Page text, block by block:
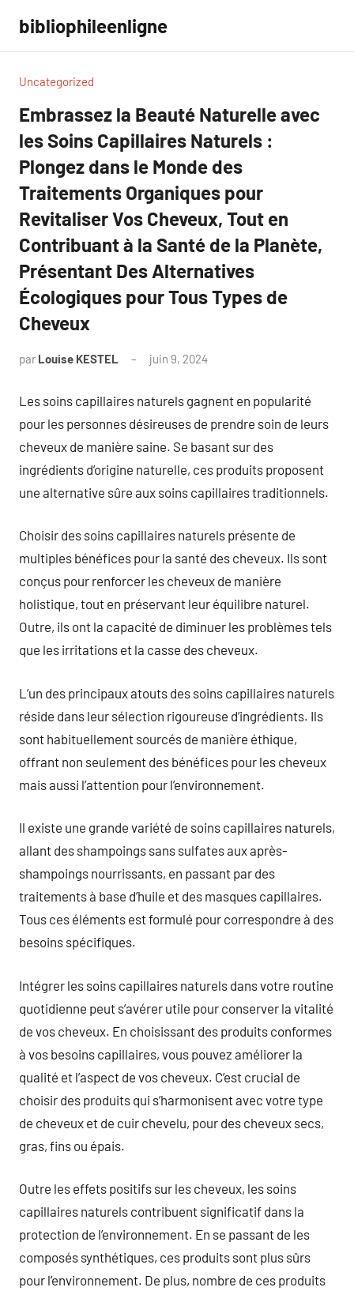
contenu
bibliophileenligne
Uncategorized
Embrassez la Beauté Naturelle avec
les Soins Capillaires Naturels :
Plongez dans le Monde des
Traitements Organiques pour
Revitaliser Vos Cheveux, Tout en
Contribuant à la Santé de la Planète,
Présentant Des Alternatives
Écologiques pour Tous Types de
Cheveux
par Louise KESTEL juin 9, 2024
Les soins capillaires naturels gagnent en popularité
pour les personnes désireuses de prendre soin de leurs
cheveux de manière saine. Se basant sur des
ingrédients d’origine naturelle, ces produits proposent
une alternative sûre aux soins capillaires traditionnels.
Choisir des soins capillaires naturels présente de
multiples bénéfices pour la santé des cheveux. Ils sont
conçus pour renforcer les cheveux de manière
holistique, tout en préservant leur équilibre naturel.
Outre, ils ont la capacité de diminuer les problèmes tels
que les irritations et la casse des cheveux.
L’un des principaux atouts des soins capillaires naturels
réside dans leur sélection rigoureuse d’ingrédients. Ils
sont habituellement sourcés de manière éthique,
offrant non seulement des bénéfices pour les cheveux
mais aussi l’attention pour l’environnement.
Il existe une grande variété de soins capillaires naturels,
allant des shampoings sans sulfates aux après-
shampoings nourrissants, en passant par des
traitements à base d’huile et des masques capillaires.
Tous ces éléments est formulé pour correspondre à des
besoins spécifiques.
Intégrer les soins capillaires naturels dans votre routine
quotidienne peut s’avérer utile pour conserver la vitalité
de vos cheveux. En choisissant des produits conformes
à vos besoins capillaires, vous pouvez améliorer la
qualité et l’aspect de vos cheveux. C’est crucial de
choisir des produits qui s’harmonisent avec votre type
de cheveux et de cuir chevelu, pour des cheveux secs,
gras, fins ou épais.
Outre les effets positifs sur les cheveux, les soins
capillaires naturels contribuent significatif dans la
protection de l’environnement. En se passant de les
composés synthétiques, ces produits sont plus sûrs
pour l’environnement. De plus, nombre de ces produits